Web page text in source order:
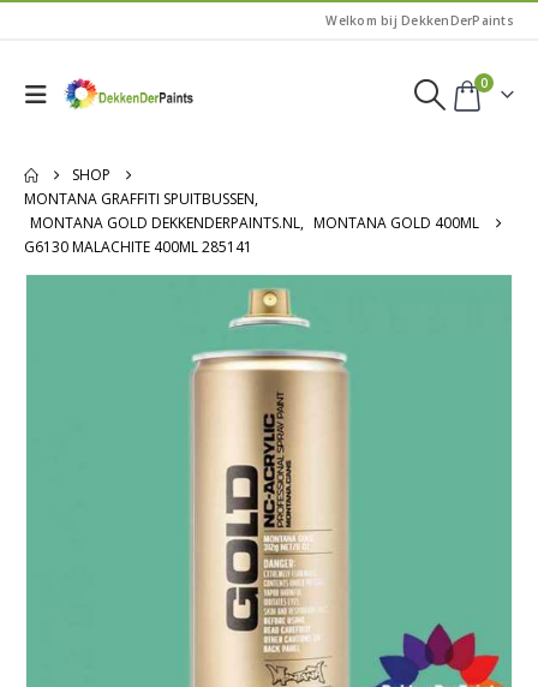
Welkom bij DekkenDerPaints
0
SHOP
MONTANA GRAFFITI SPUITBUSSEN,
MONTANA GOLD DEKKENDERPAINTS.NL, MONTANA GOLD 400ML
G6130 MALACHITE 400ML 285141